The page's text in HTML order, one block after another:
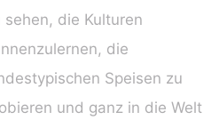
sehen, die Kulturen
die
Speisen zu
und ganz in die Welt